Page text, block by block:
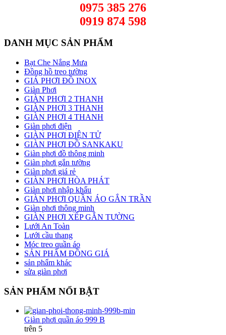
0975 385 276
0919 874 598
DANH MỤC SẢN PHẨM
Bạt Che Nắng Mưa
Đồng hồ treo tường
GIÁ PHƠI ĐỒ INOX
Giàn Phơi
GIÀN PHƠI 2 THANH
GIÀN PHƠI 3 THANH
GIÀN PHƠI 4 THANH
Giàn phơi điện
GIÀN PHƠI ĐIỆN TỬ
GIÀN PHƠI ĐỒ SANKAKU
Giàn phơi đồ thông minh
Giàn phơi gắn tường
Giàn phơi giá rẻ
GIÀN PHƠI HÒA PHÁT
Giàn phơi nhập khẩu
GIÀN PHƠI QUẦN ÁO GẮN TRẦN
Giàn phơi thông minh
GIÀN PHƠI XẾP GẮN TƯỜNG
Lưới An Toàn
Lưới cầu thang
Móc treo quần áo
SẢN PHẨM ĐỒNG GIÁ
sản phẩm khác
sửa giàn phơi
SẢN PHẨM NỔI BẬT
Giàn phơi quần áo 999 B
trên 5